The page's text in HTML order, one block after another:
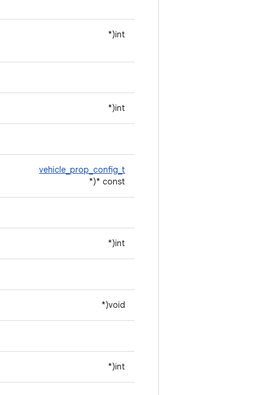
int(*
int(*
vehicle_prop_config_t
const *(*
int(*
void(*
int(*